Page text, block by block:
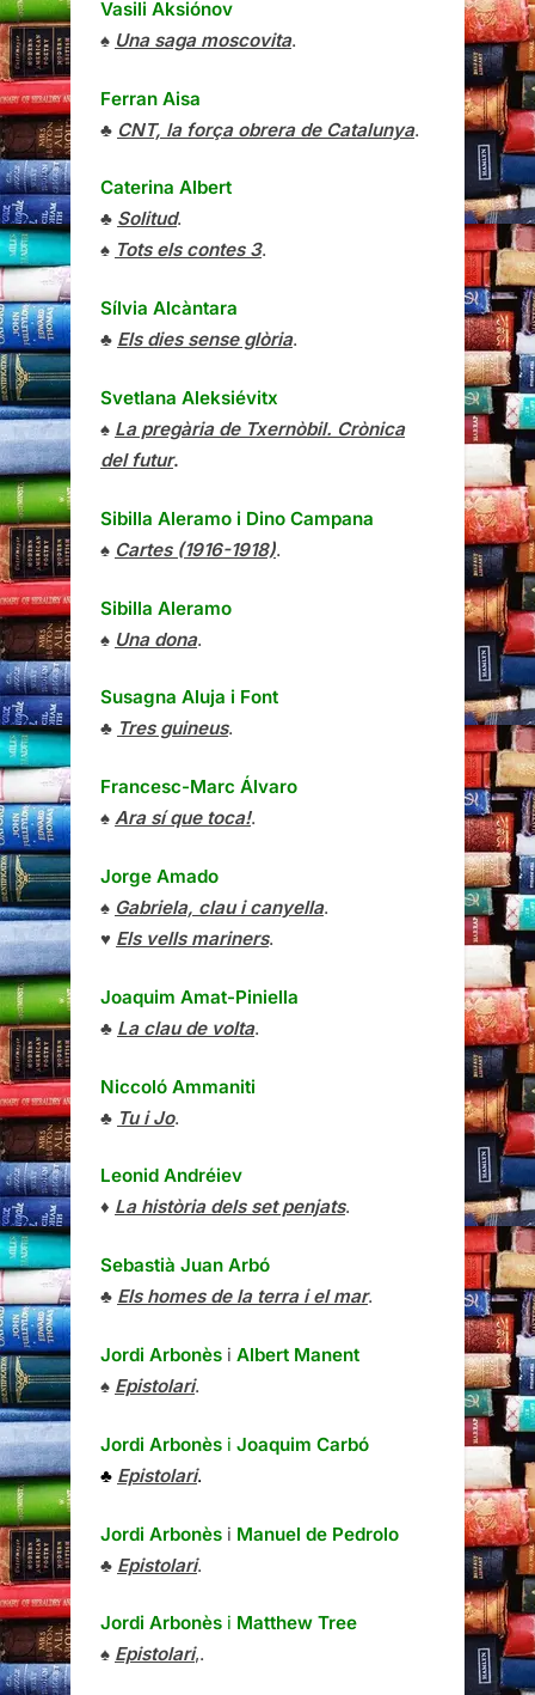
Vasili Aksiónov
♠ Una saga moscovita.
Ferran Aisa
♣ CNT, la força obrera de Catalunya.
Caterina Albert
♣ Solitud.
♠ Tots els contes 3.
Sílvia Alcàntara
♣ Els dies sense glòria.
Svetlana Aleksiévitx
♠ La pregària de Txernòbil. Crònica
del futur.
Sibilla Aleramo i Dino Campana
♠ Cartes (1916-1918).
Sibilla Aleramo
♠ Una dona.
Susagna Aluja i Font
♣ Tres guineus.
Francesc-Marc Álvaro
♠ Ara sí que toca!.
Jorge Amado
♠ Gabriela, clau i canyella.
♥ Els vells mariners.
Joaquim Amat-Piniella
♣ La clau de volta.
Niccoló Ammaniti
♣ Tu i Jo.
Leonid Andréiev
♦ La història dels set penjats.
Sebastià Juan Arbó
♣ Els homes de la terra i el mar.
Jordi Arbonès i Albert Manent
♠ Epistolari.
Jordi Arbonès i Joaquim Carbó
♣ Epistolari.
Jordi Arbonès i Manuel de Pedrolo
♣ Epistolari.
Jordi Arbonès i Matthew Tree
♠ Epistolari,.